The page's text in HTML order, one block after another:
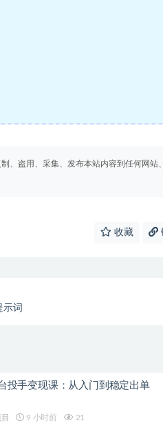
、盗用、采集、发布本站内容到任何网站
收藏
示词
投手变现课：从入门到稳定出单
9 小时前 21